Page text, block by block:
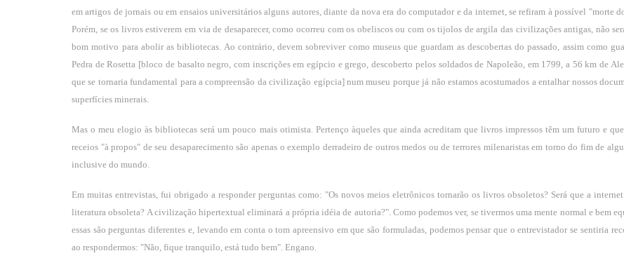
em artigos de jornais ou em ensaios universitários alguns autores, diante da nova era do computador e da internet, se refiram à possível "morte
Porém, se os livros estiverem em via de desaparecer, como ocorreu com os obeliscos ou com os tijolos de argila das civilizações antigas, não
bom motivo para abolir as bibliotecas. Ao contrário, devem sobreviver como museus que guardam as descobertas do passado, assim como
Pedra de Rosetta [bloco de basalto negro, com inscrições em egípcio e grego, descoberto pelos soldados de Napoleão, em 1799, a 56 km de
que se tornaria fundamental para a compreensão da civilização egípcia] num museu porque já não estamos acostumados a entalhar nossos
superfícies minerais.
Mas o meu elogio às bibliotecas será um pouco mais otimista. Pertenço àqueles que ainda acreditam que livros impressos têm um futuro e
receios "à propos" de seu desaparecimento são apenas o exemplo derradeiro de outros medos ou de terrores milenaristas em torno do fim de
inclusive do mundo.
Em muitas entrevistas, fui obrigado a responder perguntas como: "Os novos meios eletrônicos tornarão os livros obsoletos? Será que a
literatura obsoleta? A civilização hipertextual eliminará a própria idéia de autoria?". Como podemos ver, se tivermos uma mente normal e bem
essas são perguntas diferentes e, levando em conta o tom apreensivo em que são formuladas, podemos pensar que o entrevistador se sentiria
ao respondermos: "Não, fique tranquilo, está tudo bem". Engano.